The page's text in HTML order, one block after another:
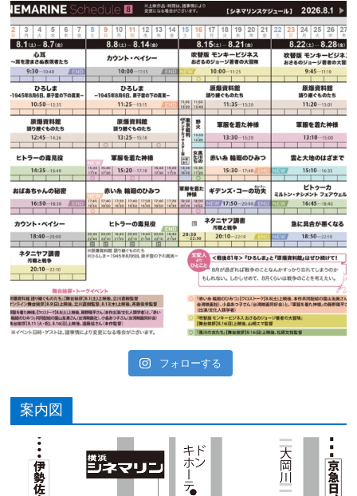
フォローする
案内図